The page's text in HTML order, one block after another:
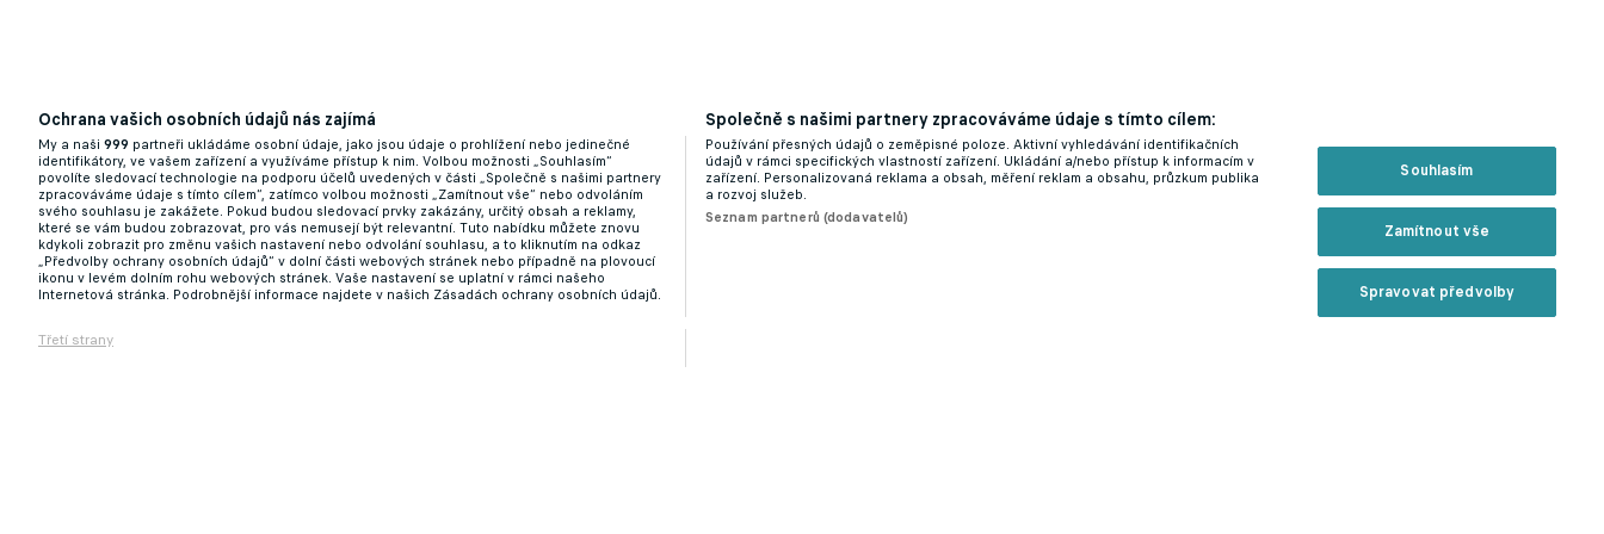
27.12.2024 11:06
Jde o udržení profesionálního statusu, varuje Koubek. O Dynamo se zajímají čtyři subjekty
Ochrana vašich osobních údajů nás zajímá
My a naši 999 partneři ukládáme osobní údaje, jako jsou údaje o prohlížení nebo jedinečné
identifikátory, ve vašem zařízení a využíváme přístup k nim. Volbou možnosti „Souhlasím“
povolíte sledovací technologie na podporu účelů uvedených v části „Společně s našimi partnery
zpracováváme údaje s tímto cílem“, zatímco volbou možnosti „Zamítnout vše“ nebo odvoláním
svého souhlasu je zakážete. Pokud budou sledovací prvky zakázány, určitý obsah a reklamy,
které se vám budou zobrazovat, pro vás nemusejí být relevantní. Tuto nabídku můžete znovu
kdykoli zobrazit pro změnu vašich nastavení nebo odvolání souhlasu, a to kliknutím na odkaz
„Předvolby ochrany osobních údajů“ v dolní části webových stránek nebo případně na plovoucí
ikonu v levém dolním rohu webových stránek. Vaše nastavení se uplatní v rámci našeho
Internetová stránka. Podrobnější informace najdete v našich Zásadách ochrany osobních údajů.
Třetí strany
Společně s našimi partnery zpracováváme údaje s tímto cílem:
Používání přesných údajů o zeměpisné poloze. Aktivní vyhledávání identifikačních
údajů v rámci specifických vlastností zařízení. Ukládání a/nebo přístup k informacím v
zařízení. Personalizovaná reklama a obsah, měření reklam a obsahu, průzkum publika
a rozvoj služeb.
Seznam partnerů (dodavatelů)
Souhlasím
Zamítnout vše
Spravovat předvolby